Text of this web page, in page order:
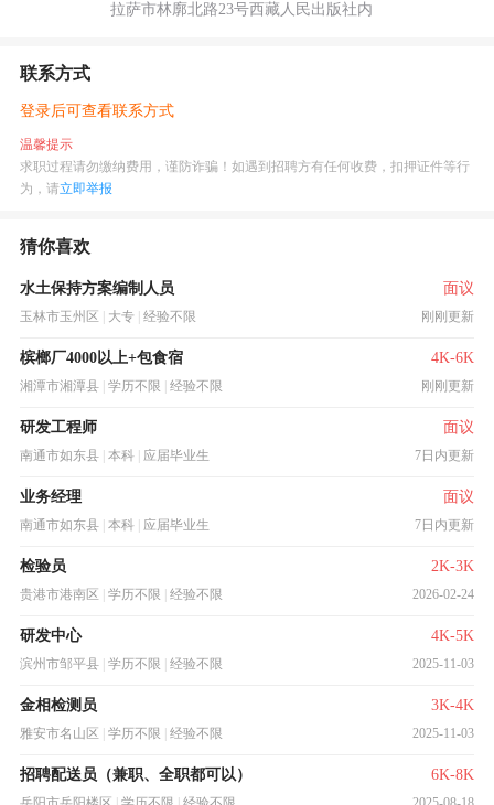
拉萨市林廓北路23号西藏人民出版社内
联系方式
登录后可查看联系方式
温馨提示
求职过程请勿缴纳费用，谨防诈骗！如遇到招聘方有任何收费，扣押证件等行
为，请立即举报
猜你喜欢
水土保持方案编制人员 面议
玉林市玉州区 大专 经验不限 刚刚更新
槟榔厂4000以上+包食宿 4K-6K
湘潭市湘潭县 学历不限 经验不限 刚刚更新
研发工程师 面议
南通市如东县 本科 应届毕业生 7日内更新
业务经理 面议
南通市如东县 本科 应届毕业生 7日内更新
检验员 2K-3K
贵港市港南区 学历不限 经验不限 2026-02-24
研发中心 4K-5K
滨州市邹平县 学历不限 经验不限 2025-11-03
金相检测员 3K-4K
雅安市名山区 学历不限 经验不限 2025-11-03
招聘配送员（兼职、全职都可以） 6K-8K